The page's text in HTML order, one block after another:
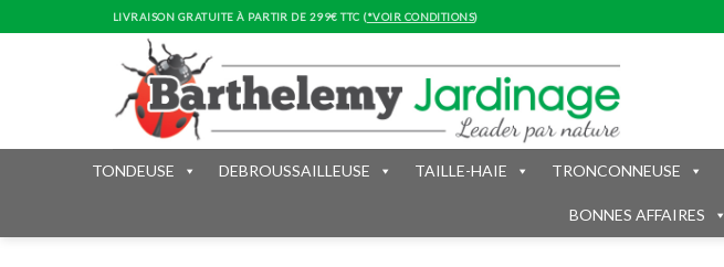
to
LIVRAISON GRATUITE À PARTIR DE 299€ TTC (*VOIR CONDITIONS)
TONDEUSE DEBROUSSAILLEUSE TAILLE-HAIE TRONCONNEUSE
BONNES AFFAIRES